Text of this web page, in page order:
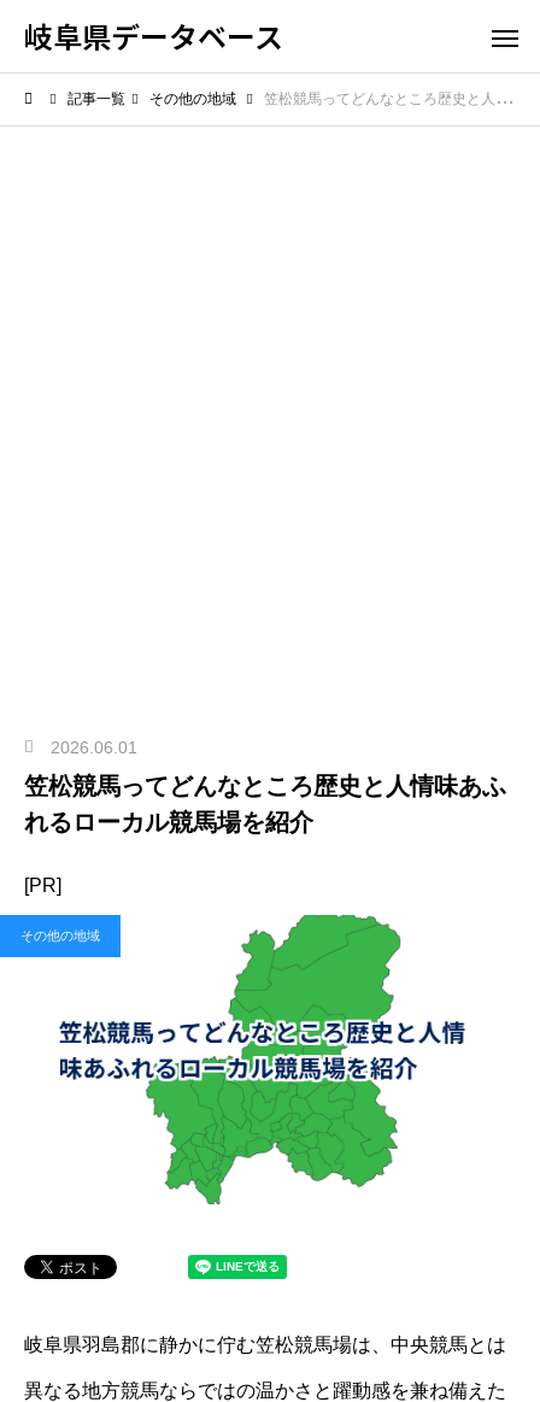
岐阜県データベース
記事一覧 その他の地域 笠松競馬ってどんなところ歴史と人情味あふれるローカル競馬場を紹介
2026.06.01
笠松競馬ってどんなところ歴史と人情味あふ
れるローカル競馬場を紹介
[PR]
その他の地域
岐阜県羽島郡に静かに佇む笠松競馬場は、中央競馬とは
異なる地方競馬ならではの温かさと躍動感を兼ね備えた